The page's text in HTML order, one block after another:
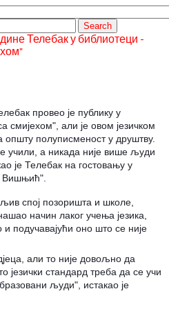
Телебак у библиотеци -
провео је публику у
смијехом", али је овом језичком
полуписменост у друштву.
учили, а никада није више људи
је Телебак на гостовању у
Вишњић".
спој позоришта и школе,
начин лаког учења језика,
и подучавајући оно што се није
али то није довољно да
језички стандард треба да се учи
људи", истакао је